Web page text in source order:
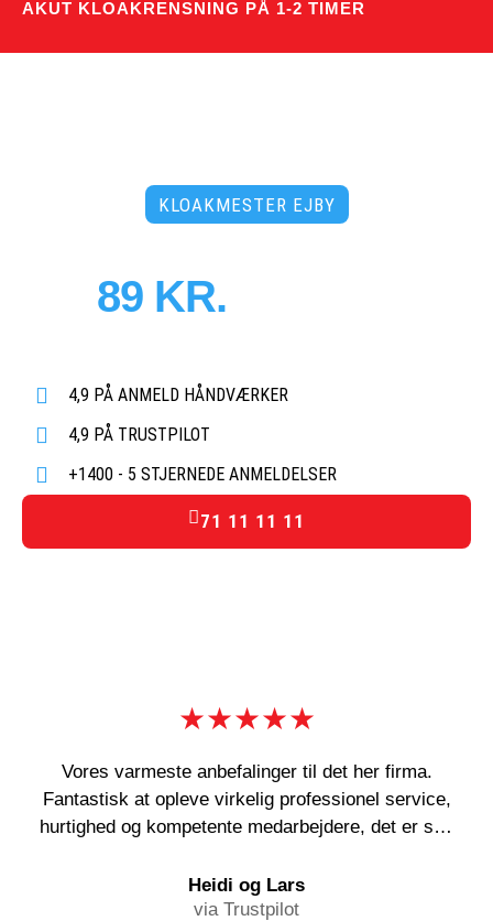
AKUT KLOAKRENSNING PÅ 1-2 TIMER
KLOAKMESTER EJBY
89 KR.
4,9 PÅ ANMELD HÅNDVÆRKER
4,9 PÅ TRUSTPILOT
+1400 - 5 STJERNEDE ANMELDELSER
71 11 11 11
★★★★★
Vores varmeste anbefalinger til det her firma.
Fantastisk at opleve virkelig professionel service,
hurtighed og kompetente medarbejdere, det er sgu
i den grad anbefales!
Heidi og Lars
via Trustpilot